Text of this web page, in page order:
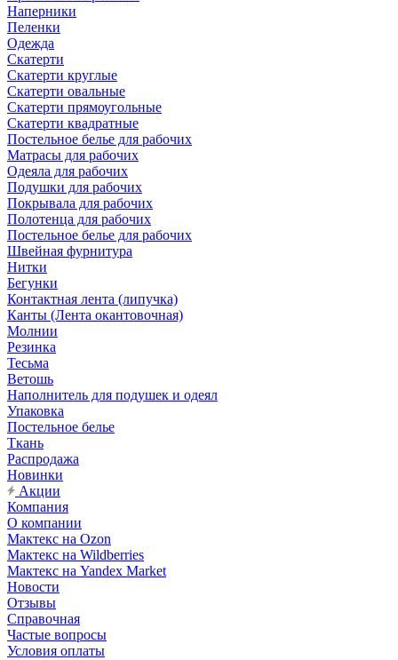
Наперники
Пеленки
Одежда
Скатерти
Скатерти круглые
Скатерти овальные
Скатерти прямоугольные
Скатерти квадратные
Постельное белье для рабочих
Матрасы для рабочих
Одеяла для рабочих
Подушки для рабочих
Покрывала для рабочих
Полотенца для рабочих
Постельное белье для рабочих
Швейная фурнитура
Нитки
Бегунки
Контактная лента (липучка)
Канты (Лента окантовочная)
Молнии
Резинка
Тесьма
Ветошь
Наполнитель для подушек и одеял
Упаковка
Постельное белье
Ткань
Распродажа
Новинки
Акции
Компания
О компании
Мактекс на Ozon
Мактекс на Wildberries
Мактекс на Yandex Market
Новости
Отзывы
Справочная
Частые вопросы
Условия оплаты